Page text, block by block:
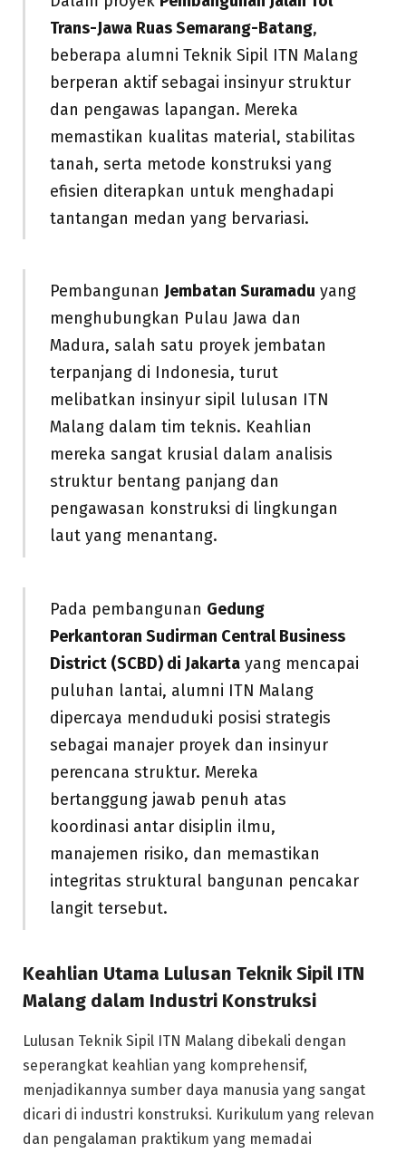
Trans-Jawa Ruas Semarang-Batang,
beberapa alumni Teknik Sipil ITN Malang
berperan aktif sebagai insinyur struktur
dan pengawas lapangan. Mereka
memastikan kualitas material, stabilitas
tanah, serta metode konstruksi yang
efisien diterapkan untuk menghadapi
tantangan medan yang bervariasi.
Pembangunan Jembatan Suramadu yang
menghubungkan Pulau Jawa dan
Madura, salah satu proyek jembatan
terpanjang di Indonesia, turut
melibatkan insinyur sipil lulusan ITN
Malang dalam tim teknis. Keahlian
mereka sangat krusial dalam analisis
struktur bentang panjang dan
pengawasan konstruksi di lingkungan
laut yang menantang.
Pada pembangunan Gedung
Perkantoran Sudirman Central Business
District (SCBD) di Jakartayang mencapai
puluhan lantai, alumni ITN Malang
dipercaya menduduki posisi strategis
sebagai manajer proyek dan insinyur
perencana struktur. Mereka
bertanggung jawab penuh atas
koordinasi antar disiplin ilmu,
manajemen risiko, dan memastikan
integritas struktural bangunan pencakar
langit tersebut.
Keahlian Utama Lulusan Teknik Sipil ITN
Malang dalam Industri Konstruksi
Lulusan Teknik Sipil ITN Malang dibekali dengan
seperangkat keahlian yang komprehensif,
menjadikannya sumber daya manusia yang sangat
dicari di industri konstruksi. Kurikulum yang relevan
dan pengalaman praktikum yang memadai